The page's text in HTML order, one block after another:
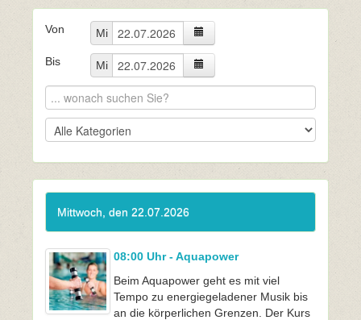
Von Mi
Bis Mi
Mittwoch, den 22.07.2026
08:00 Uhr - Aquapower
Beim Aquapower geht es mit viel
Tempo zu energiegeladener Musik bis
an die körperlichen Grenzen. Der Kurs